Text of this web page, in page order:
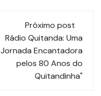
Próximo post
Rádio Quitanda: Uma
Jornada Encantadora
pelos 80 Anos do
Quitandinha"